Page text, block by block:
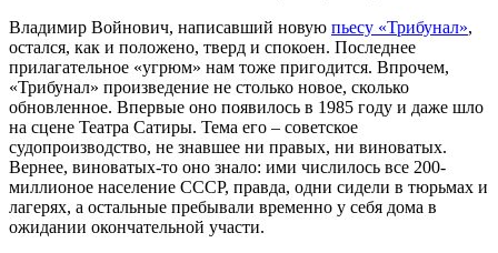
Владимир Войнович, написавший новую пьесу «Трибунал»,
остался, как и положено, тверд и спокоен. Последнее
прилагательное «угрюм» нам тоже пригодится. Впрочем,
«Трибунал» произведение не столько новое, сколько
обновленное. Впервые оно появилось в 1985 году и даже шло
на сцене Театра Сатиры. Тема его – советское
судопроизводство, не знавшее ни правых, ни виноватых.
Вернее, виноватых-то оно знало: ими числилось все 200-
миллионое население СССР, правда, одни сидели в тюрьмах и
лагерях, а остальные пребывали временно у себя дома в
ожидании окончательной участи.